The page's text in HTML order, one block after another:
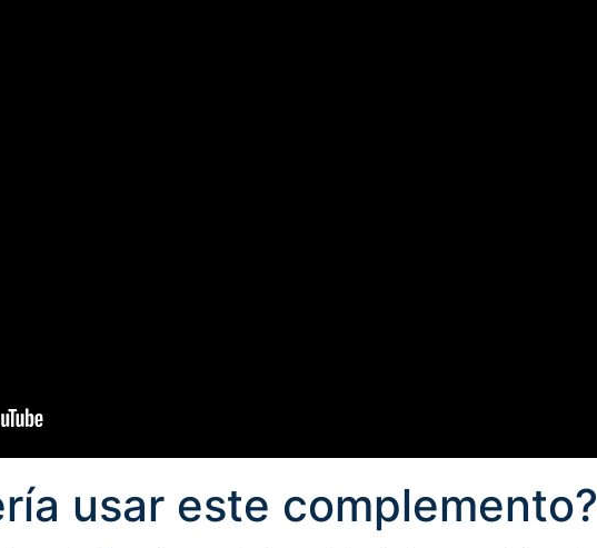
usar este complemento?